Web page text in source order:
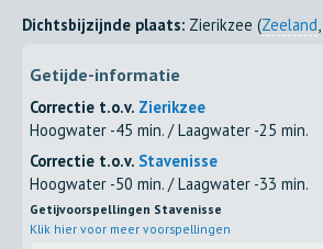
Dichtsbijzijnde plaats: Zierikzee (Zeeland
Getijde-informatie
Correctie t.o.v. Zierikzee
Hoogwater -45 min. / Laagwater -25 min.
Correctie t.o.v. Stavenisse
Hoogwater -50 min. / Laagwater -33 min.
Getijvoorspellingen Stavenisse
Klik hier voor meer voorspellingen